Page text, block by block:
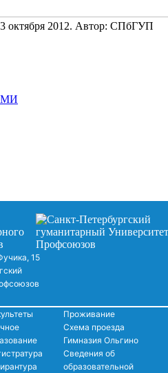
октября 2012. Автор: СПбГУП
15
Проживание
Схема проезда
Гимназия Ольгино
Сведения об
образовательной